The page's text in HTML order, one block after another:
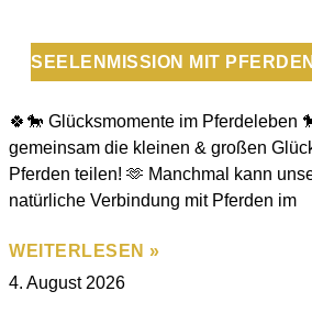
SEELENMISSION MIT PFERDEN
🍀🐎 Glücksmomente im Pferdeleben
gemeinsam die kleinen & großen
Pferden teilen! 🫶 Manchmal kann
natürliche Verbindung mit Pferden im
WEITERLESEN »
4. August 2026